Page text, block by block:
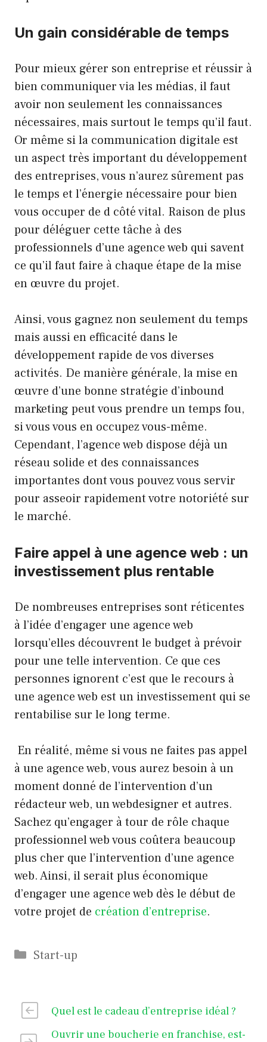
Un gain considérable de temps
Pour mieux gérer son entreprise et réussir à
bien communiquer via les médias, il faut
avoir non seulement les connaissances
nécessaires, mais surtout le temps qu’il faut.
Or même si la communication digitale est
un aspect très important du développement
des entreprises, vous n’aurez sûrement pas
le temps et l’énergie nécessaire pour bien
vous occuper de d côté vital. Raison de plus
pour déléguer cette tâche à des
professionnels d’une agence web qui savent
ce qu’il faut faire à chaque étape de la mise
en œuvre du projet.
Ainsi, vous gagnez non seulement du temps
mais aussi en efficacité dans le
développement rapide de vos diverses
activités. De manière générale, la mise en
œuvre d’une bonne stratégie d’inbound
marketing peut vous prendre un temps fou,
si vous vous en occupez vous-même.
Cependant, l’agence web dispose déjà un
réseau solide et des connaissances
importantes dont vous pouvez vous servir
pour asseoir rapidement votre notoriété sur
le marché.
Faire appel à une agence web : un
investissement plus rentable
De nombreuses entreprises sont réticentes
à l’idée d’engager une agence web
lorsqu’elles découvrent le budget à prévoir
pour une telle intervention. Ce que ces
personnes ignorent c’est que le recours à
une agence web est un investissement qui se
rentabilise sur le long terme.
En réalité, même si vous ne faites pas appel
à une agence web, vous aurez besoin à un
moment donné de l’intervention d’un
rédacteur web, un webdesigner et autres.
Sachez qu’engager à tour de rôle chaque
professionnel web vous coûtera beaucoup
plus cher que l’intervention d’une agence
web. Ainsi, il serait plus économique
d’engager une agence web dès le début de
votre projet de création d’entreprise.
Catégories
Start-up
Quel est le cadeau d’entreprise idéal ?
Ouvrir une boucherie en franchise, est-